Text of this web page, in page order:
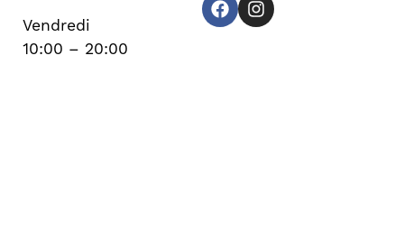
Vendredi
10:00 – 20:00